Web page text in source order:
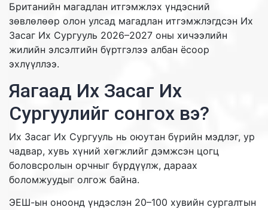
Британийн магадлан итгэмжлэх үндэсний
зөвлөлөөр олон улсад магадлан итгэмжлэгдсэн Их
Засаг Их Сургууль 2026–2027 оны хичээлийн
жилийн элсэлтийн бүртгэлээ албан ёсоор
эхлүүллээ.
Яагаад Их Засаг Их
Сургуулийг сонгох вэ?
Их Засаг Их Сургууль нь оюутан бүрийн мэдлэг, ур
чадвар, хувь хүний хөгжлийг дэмжсэн цогц
боловсролын орчныг бүрдүүлж, дараах
боломжуудыг олгож байна.
ЭЕШ-ын оноонд үндэслэн 20–100 хувийн сургалтын